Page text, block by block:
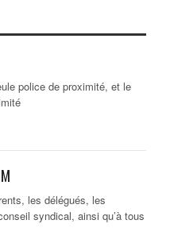
police de proximité, et le
les délégués, les
syndical, ainsi qu’à tous